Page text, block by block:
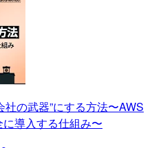
社の武器”にする方法〜AWS
導入する仕組み〜